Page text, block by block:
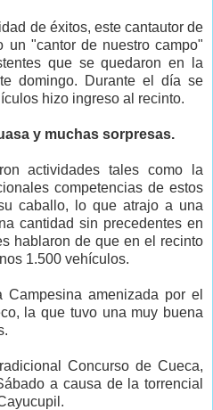
de éxitos, este cantautor de
un "cantor de nuestro campo"
que se quedaron en la
domingo. Durante el día se
hizo ingreso al recinto.
y muchas sorpresas.
actividades tales como la
competencias de estos
caballo, lo que atrajo a una
cantidad sin precedentes en
hablaron de que en el recinto
1.500 vehículos.
Campesina amenizada por el
la que tuvo una muy buena
Concurso de Cueca,
a causa de la torrencial